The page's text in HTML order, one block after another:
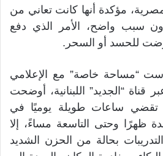
مؤكدة أنها كانت تعاني من
سبب واضح، الأمر الذي دفع
للحسد أو السحر.
“مساحة خاصة” مع الإعلامي
قناة “الجديد” اللبنانية، أوضحت
تقضي ساعات طويلة يوميًا في
ظهرًا وحتى التاسعة مساءً، إلا
بحالة من الحزن الشديد